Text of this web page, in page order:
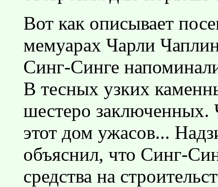
Вот как описывает
мемуарах Чарли
Синг-Синге
В тесных узких
шестеро заключенных.
этот дом ужасов...
объяснил, что Синг-
средства на